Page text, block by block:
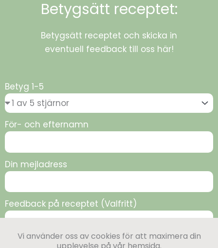
Betygsätt receptet:
Betygsätt receptet och skicka in
eventuell feedback till oss här!
Betyg 1-5
För- och efternamn
Din mejladress
Feedback på receptet (Valfritt)
Vi använder oss av cookies för att maximera din